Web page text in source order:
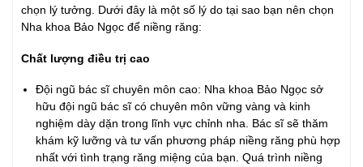
chọn lý tưởng. Dưới đây là một số lý do tại sao bạn nên chọn
Nha khoa Bảo Ngọc để niềng răng:
Chất lượng điều trị cao
Đội ngũ bác sĩ chuyên môn cao: Nha khoa Bảo Ngọc sở
hữu đội ngũ bác sĩ có chuyên môn vững vàng và kinh
nghiệm dày dặn trong lĩnh vực chỉnh nha. Bác sĩ sẽ thăm
khám kỹ lưỡng và tư vấn phương pháp niềng răng phù hợp
nhất với tình trạng răng miệng của bạn. Quá trình niềng